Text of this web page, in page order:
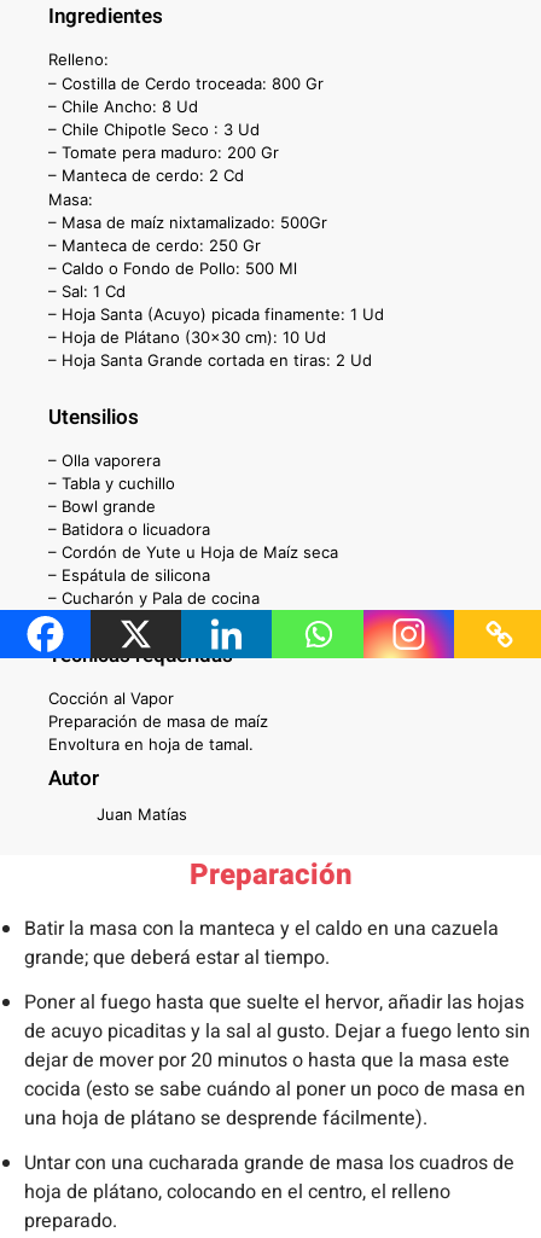
Ingredientes
Relleno:
– Costilla de Cerdo troceada: 800 Gr
– Chile Ancho: 8 Ud
– Chile Chipotle Seco : 3 Ud
– Tomate pera maduro: 200 Gr
– Manteca de cerdo: 2 Cd
Masa:
– Masa de maíz nixtamalizado: 500Gr
– Manteca de cerdo: 250 Gr
– Caldo o Fondo de Pollo: 500 Ml
– Sal: 1 Cd
– Hoja Santa (Acuyo) picada finamente: 1 Ud
– Hoja de Plátano (30×30 cm): 10 Ud
– Hoja Santa Grande cortada en tiras: 2 Ud
Utensilios
– Olla vaporera
– Tabla y cuchillo
– Bowl grande
– Batidora o licuadora
– Cordón de Yute u Hoja de Maíz seca
– Espátula de silicona
– Cucharón y Pala de cocina
Técnicas requeridas
Cocción al Vapor
Preparación de masa de maíz
Envoltura en hoja de tamal.
Autor
Juan Matías
Preparación
Batir la masa con la manteca y el caldo en una cazuela
grande; que deberá estar al tiempo.
Poner al fuego hasta que suelte el hervor, añadir las hojas
de acuyo picaditas y la sal al gusto. Dejar a fuego lento sin
dejar de mover por 20 minutos o hasta que la masa este
cocida (esto se sabe cuándo al poner un poco de masa en
una hoja de plátano se desprende fácilmente).
Untar con una cucharada grande de masa los cuadros de
hoja de plátano, colocando en el centro, el relleno
preparado.